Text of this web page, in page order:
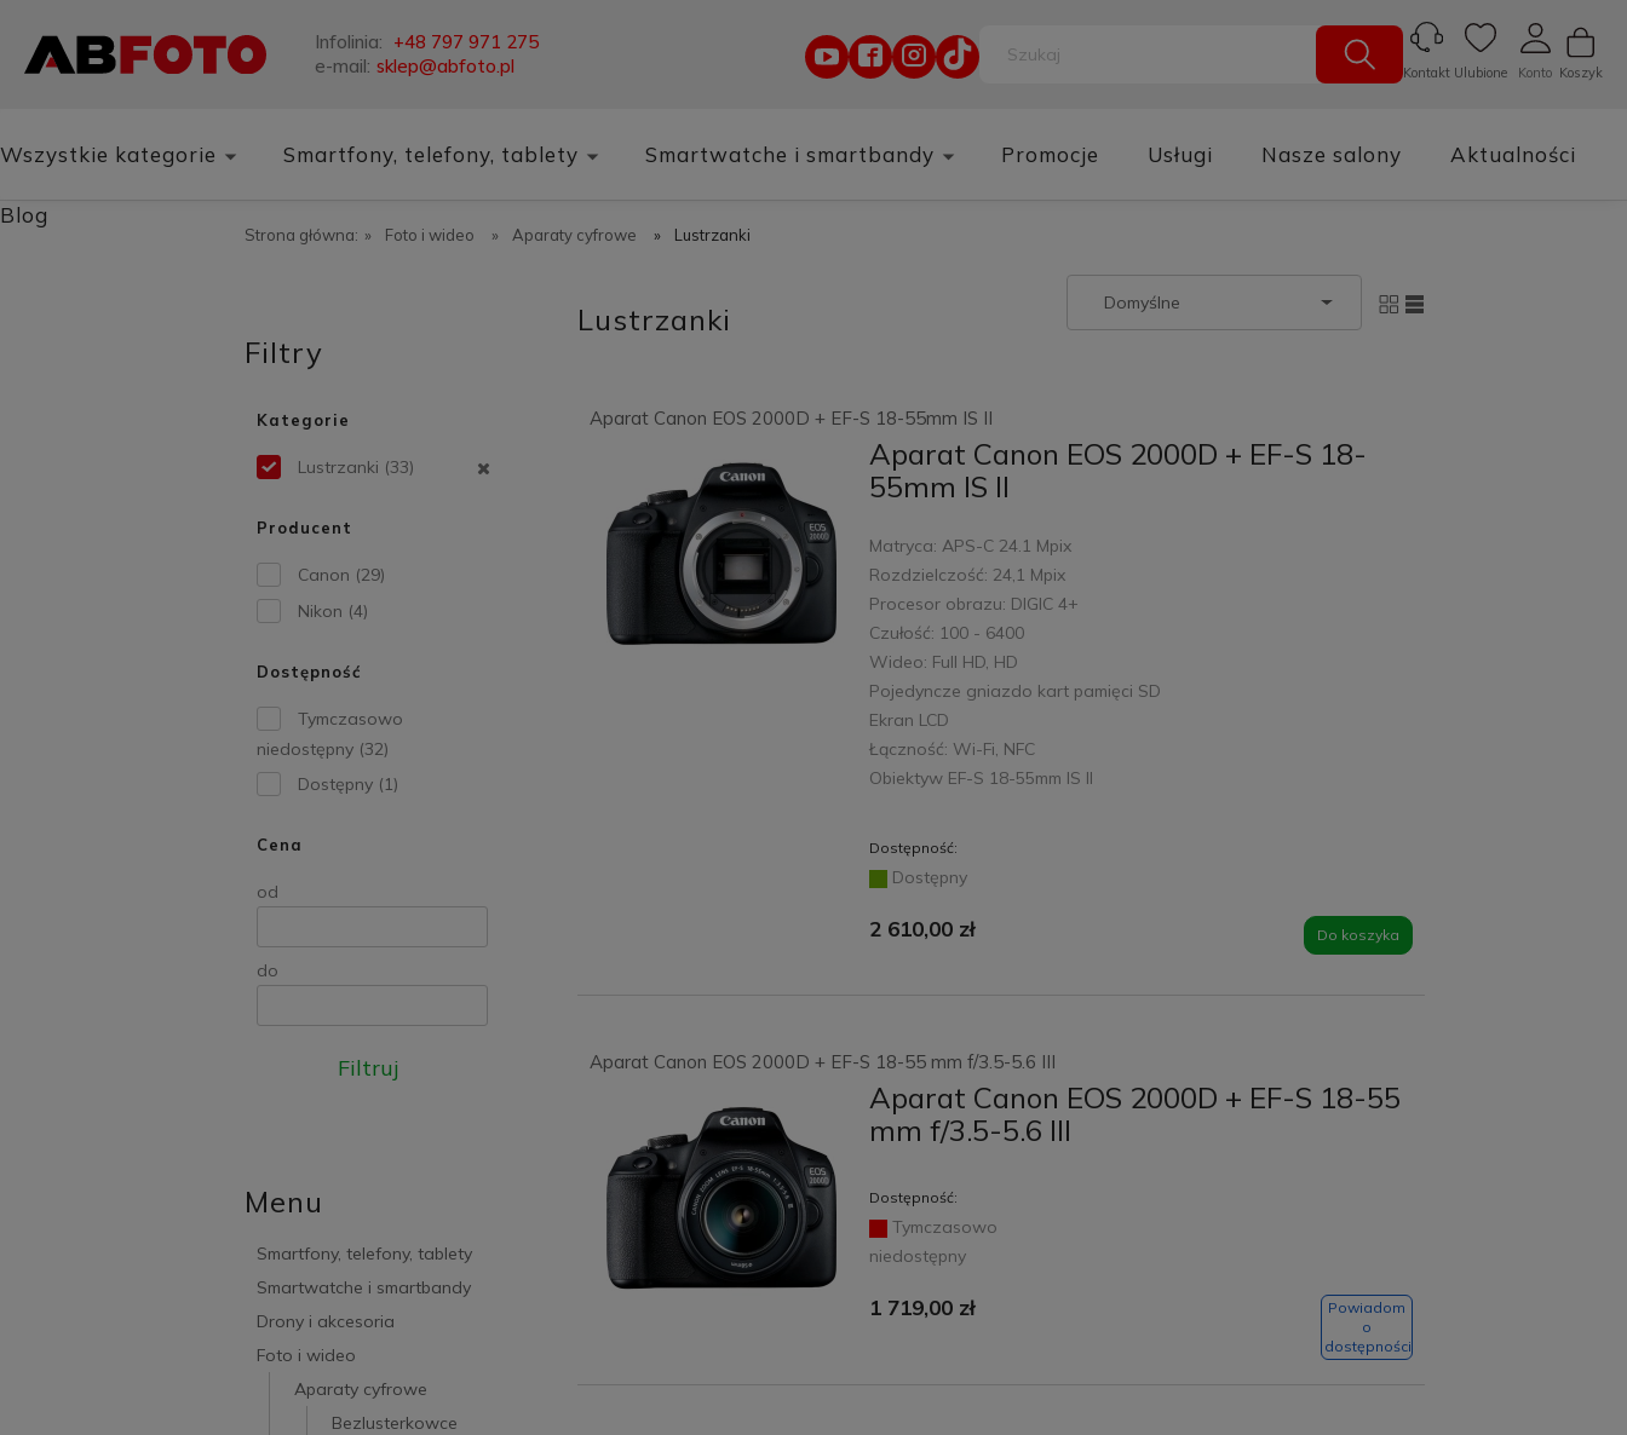
Infolinia: +48 797 971 275
e-mail: sklep@abfoto.pl Koszyk
Konto
Ulubione
Kontakt
Wszystkie kategorie Smartfony, telefony, tablety Smartwatche i smartbandy Promocje Usługi Nasze salony Aktualności
Blog
Strona główna: » Foto i wideo » Aparaty cyfrowe » Lustrzanki
Filtry
Kategorie
Lustrzanki (33)
Producent
Canon (29)
Nikon (4)
Dostępność
Tymczasowo
niedostępny (32)
Dostępny (1)
Cena
od
do
Filtruj
Menu
Smartfony, telefony, tablety
Smartwatche i smartbandy
Drony i akcesoria
Foto i wideo
Aparaty cyfrowe
Bezlusterkowce
Lustrzanki
Aparat Canon EOS 2000D + EF-S 18-55mm IS II
Aparat Canon EOS 2000D + EF-S 18-
55mm IS II
Matryca: APS-C 24.1 Mpix
Rozdzielczość: 24,1 Mpix
Procesor obrazu: DIGIC 4+
Czułość: 100 - 6400
Wideo: Full HD, HD
Pojedyncze gniazdo kart pamięci SD
Ekran LCD
Łączność: Wi-Fi, NFC
Obiektyw EF-S 18-55mm IS II
Dostępność:
Dostępny
2 610,00 zł Do koszyka
Aparat Canon EOS 2000D + EF-S 18-55 mm f/3.5-5.6 III
Aparat Canon EOS 2000D + EF-S 18-55
mm f/3.5-5.6 III
Dostępność:
Tymczasowo
niedostępny
1 719,00 zł
Powiadom
o
dostępności